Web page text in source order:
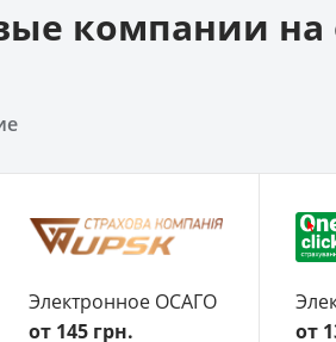
компании на
Электронное ОСАГО
от 145 грн.
от